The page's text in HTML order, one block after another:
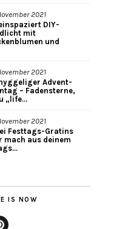
2021
DIY-
mit
und
2021
Advent-
– Fadensterne,
„life...
2021
Festtags-Gratins
mach aus deinem
IS NOW